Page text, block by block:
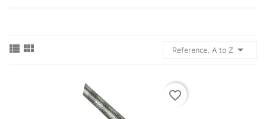
  Reference, A to Z 
favorite_border